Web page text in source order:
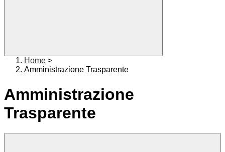
Home >
Amministrazione Trasparente
Amministrazione
Trasparente